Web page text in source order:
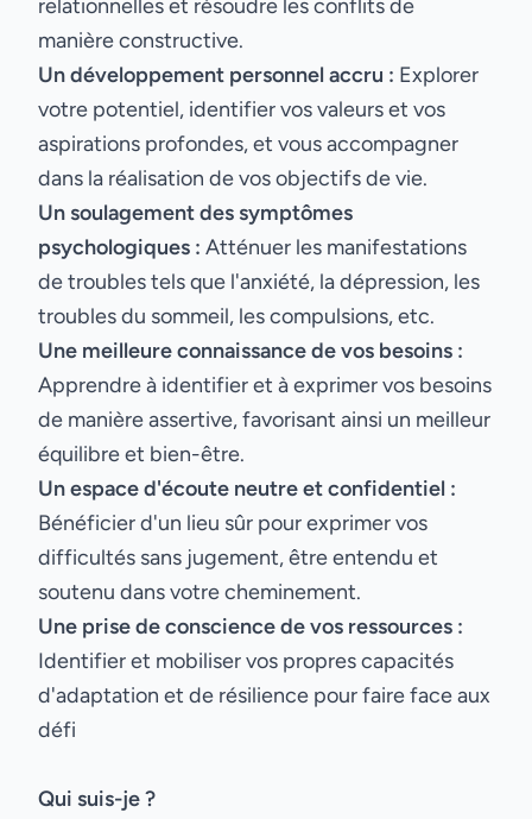
relationnelles et résoudre les conflits de
manière constructive.
Un développement personnel accru : Explorer
votre potentiel, identifier vos valeurs et vos
aspirations profondes, et vous accompagner
dans la réalisation de vos objectifs de vie.
Un soulagement des symptômes
psychologiques : Atténuer les manifestations
de troubles tels que l'anxiété, la dépression, les
troubles du sommeil, les compulsions, etc.
Une meilleure connaissance de vos besoins :
Apprendre à identifier et à exprimer vos besoins
de manière assertive, favorisant ainsi un meilleur
équilibre et bien-être.
Un espace d'écoute neutre et confidentiel :
Bénéficier d'un lieu sûr pour exprimer vos
difficultés sans jugement, être entendu et
soutenu dans votre cheminement.
Une prise de conscience de vos ressources :
Identifier et mobiliser vos propres capacités
d'adaptation et de résilience pour faire face aux
défi
Qui suis-je ?